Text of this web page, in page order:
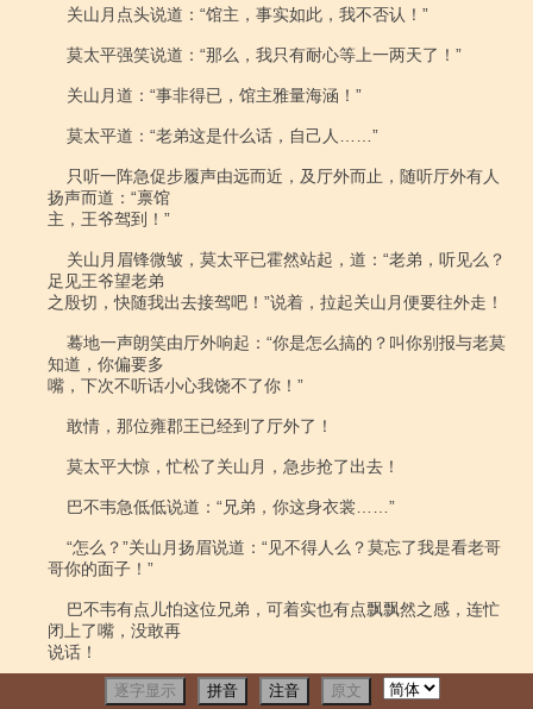
逐字显示 拼音 注音 原文